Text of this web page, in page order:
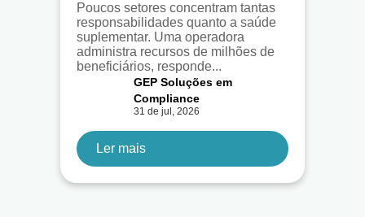
Poucos setores concentram tantas
responsabilidades quanto a saúde
suplementar. Uma operadora
administra recursos de milhões de
beneficiários, responde...
GEP Soluções em
Compliance
31 de jul, 2026
Ler mais